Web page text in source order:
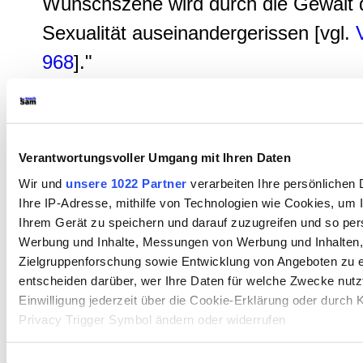
Verantwortungsvoller Umgang mit Ihren Daten
Wir und unsere 1022 Partner verarbeiten Ihre persönlichen
Ihre IP-Adresse, mithilfe von Technologien wie Cookies, um
Ihrem Gerät zu speichern und darauf zuzugreifen und so
Werbung und Inhalte, Messungen von Werbung und Inhalten,
Zielgruppenforschung sowie Entwicklung von Angeboten zu
entscheiden darüber, wer Ihre Daten für welche Zwecke
Einwilligung jederzeit über die Cookie-Erklärung oder durch
Privacy Trigger Symbol ändern oder widerrufen
Sexualität auseinandergerissen [vgl.
968]."